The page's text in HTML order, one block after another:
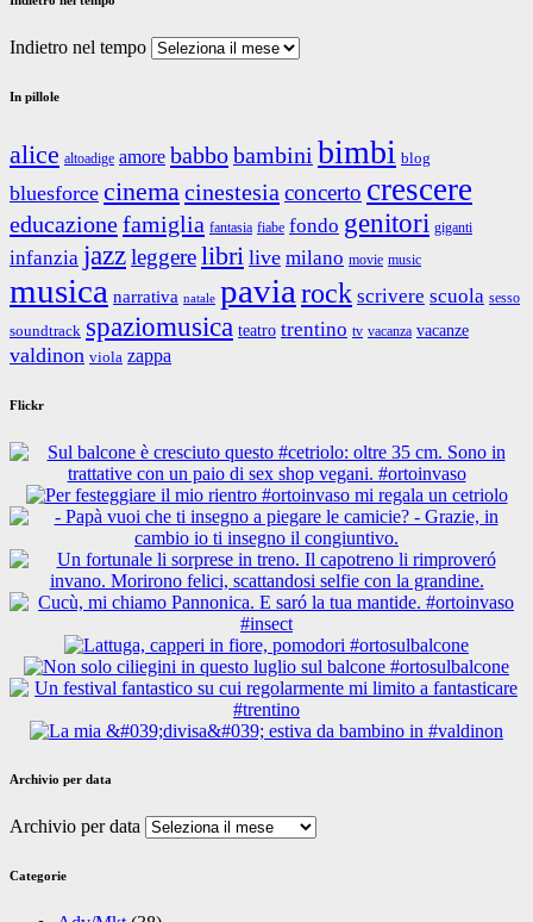
Indietro nel tempo
In pillole
alice altoadige amore babbobambini bimbi blog
bluesforce cinemacinestesia concerto crescere
educazionefamiglia fantasia fiabe fondo genitori giganti
infanzia jazzleggerelibri live milano movie music
musica narrativa natale pavia rock scrivere scuola sesso
soundtrack spaziomusica teatro trentino tv vacanza vacanze
valdinon viola zappa
Flickr
Archivio per data
Archivio per data
Categorie